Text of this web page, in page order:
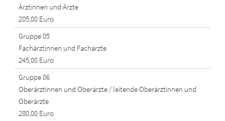
Ärztinnen und Ärzte
205,00 Euro
Gruppe 05
Fachärztinnen und Fachärzte
245,00 Euro
Gruppe 06
Oberärztinnen und Oberärzte / leitende Oberärztinnen und
Oberärzte
280,00 Euro